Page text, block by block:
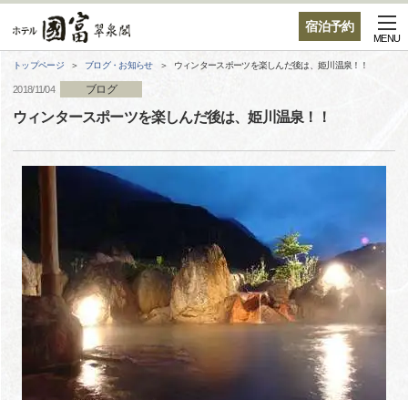
宿泊予約
MENU
トップページ ブログ・お知らせ ウィンタースポーツを楽しんだ後は、姫川温泉！！
2018/11/04 ブログ
ウィンタースポーツを楽しんだ後は、姫川温泉！！